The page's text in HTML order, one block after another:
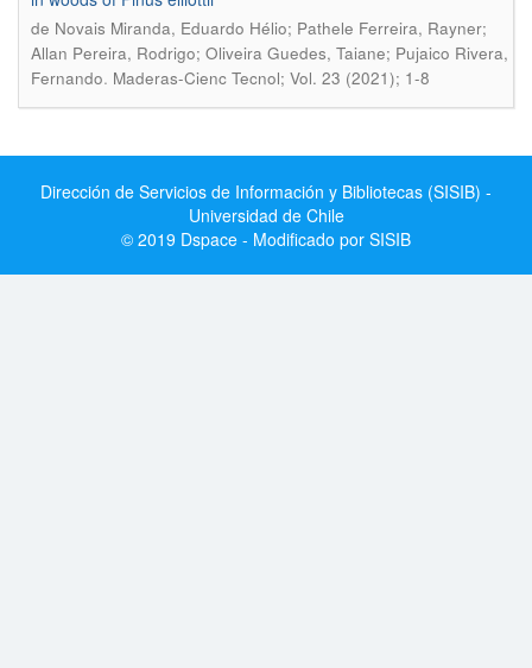
de Novais Miranda, Eduardo Hélio; Pathele Ferreira, Rayner;
Allan Pereira, Rodrigo; Oliveira Guedes, Taiane; Pujaico Rivera,
Fernando. Maderas-Cienc Tecnol; Vol. 23 (2021); 1-8
Dirección de Servicios de Información y Bibliotecas (SISIB) -
Universidad de Chile
© 2019 Dspace - Modificado por SISIB